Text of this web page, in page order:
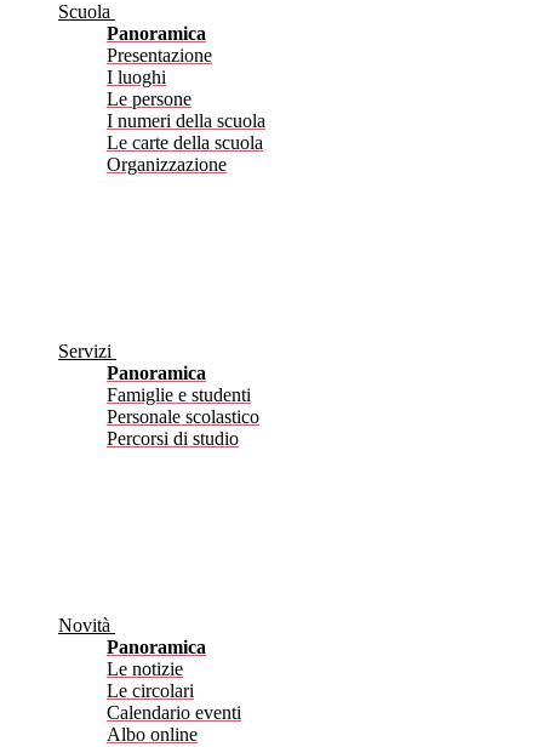
Scuola
Panoramica
Presentazione
I luoghi
Le persone
I numeri della scuola
Le carte della scuola
Organizzazione
Servizi
Panoramica
Famiglie e studenti
Personale scolastico
Percorsi di studio
Novità
Panoramica
Le notizie
Le circolari
Calendario eventi
Albo online